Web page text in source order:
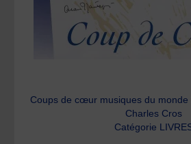
Coups de cœur musiques du monde
Charles Cros
Catégorie